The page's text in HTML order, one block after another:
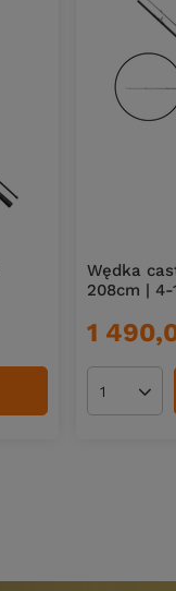
Wędka
208cm | 4-
1
Ilość